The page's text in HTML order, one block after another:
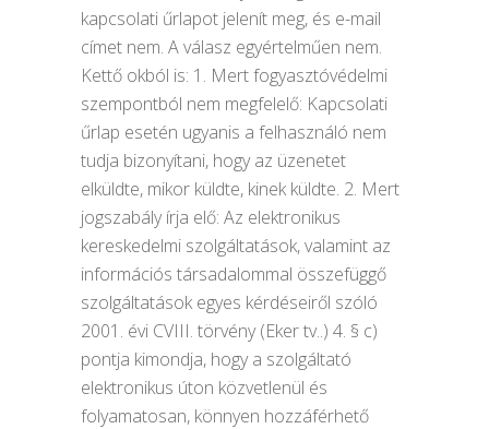
kapcsolati űrlapot jelenít meg, és e-mail
címet nem. A válasz egyértelműen nem.
Kettő okból is: 1. Mert fogyasztóvédelmi
szempontból nem megfelelő: Kapcsolati
űrlap esetén ugyanis a felhasználó nem
tudja bizonyítani, hogy az üzenetet
elküldte, mikor küldte, kinek küldte. 2. Mert
jogszabály írja elő: Az elektronikus
kereskedelmi szolgáltatások, valamint az
információs társadalommal összefüggő
szolgáltatások egyes kérdéseiről szóló
2001. évi CVIII. törvény (Eker tv..) 4. § c)
pontja kimondja, hogy a szolgáltató
elektronikus úton közvetlenül és
folyamatosan, könnyen hozzáférhető